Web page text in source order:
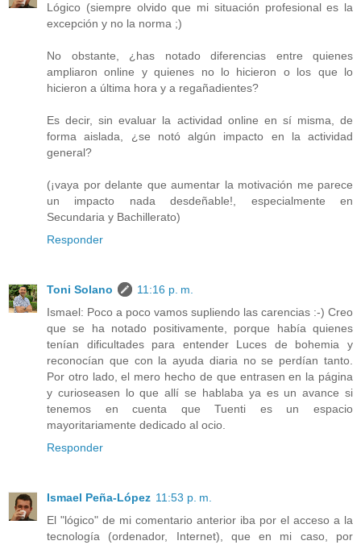
Lógico (siempre olvido que mi situación profesional es la
excepción y no la norma ;)
No obstante, ¿has notado diferencias entre quienes
ampliaron online y quienes no lo hicieron o los que lo
hicieron a última hora y a regañadientes?
Es decir, sin evaluar la actividad online en sí misma, de
forma aislada, ¿se notó algún impacto en la actividad
general?
(¡vaya por delante que aumentar la motivación me parece
un impacto nada desdeñable!, especialmente en
Secundaria y Bachillerato)
Responder
Toni Solano
11:16 p. m.
Ismael: Poco a poco vamos supliendo las carencias :-) Creo
que se ha notado positivamente, porque había quienes
tenían dificultades para entender Luces de bohemia y
reconocían que con la ayuda diaria no se perdían tanto.
Por otro lado, el mero hecho de que entrasen en la página
y curioseasen lo que allí se hablaba ya es un avance si
tenemos en cuenta que Tuenti es un espacio
mayoritariamente dedicado al ocio.
Responder
Ismael Peña-López 11:53 p. m.
El "lógico" de mi comentario anterior iba por el acceso a la
tecnología (ordenador, Internet), que en mi caso, por